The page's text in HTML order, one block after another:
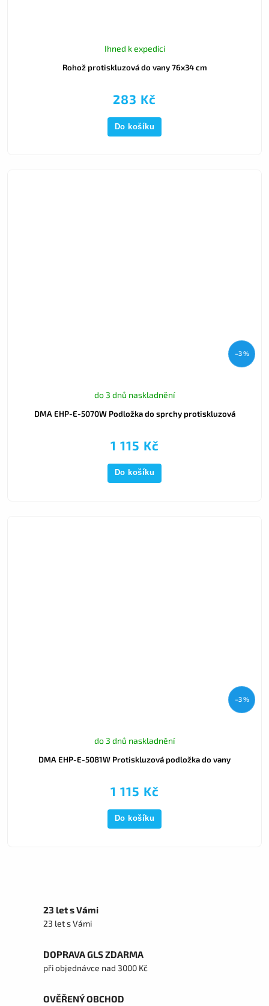
Rohož protiskluzová do vany 76x34 cm
Ihned k expedici
283 Kč
Do košíku
–3 %
DMA EHP-E-5070W Podložka do sprchy protiskluzová
do 3 dnů naskladnění
1 115 Kč
Do košíku
–3 %
DMA EHP-E-5081W Protiskluzová podložka do vany
do 3 dnů naskladnění
1 115 Kč
Do košíku
23 let s Vámi
23 let s Vámi
DOPRAVA GLS ZDARMA
při objednávce nad 3000 Kč
OVĚŘENÝ OBCHOD